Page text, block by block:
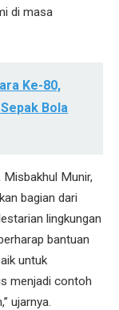
di masa
Ke-80,
Bola
Munir,
bagian dari
lingkungan
bantuan
untuk
menjadi contoh
ujarnya.